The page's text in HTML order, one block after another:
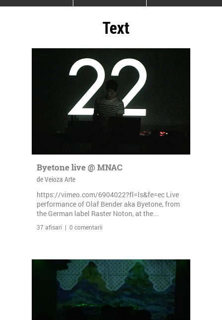
Text
Byetone live @ MNAC
de Veioza Arte
https://vimeo.com/6904022?fl=ls&fe=ec Live
performance of Olaf Bender aka Byetone, from
the German label Raster Noton, at the...
37 afisari | 0 comentarii